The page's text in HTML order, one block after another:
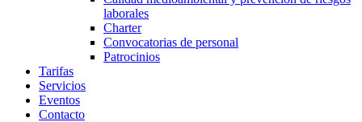
laborales
Charter
Convocatorias de personal
Patrocinios
Tarifas
Servicios
Eventos
Contacto